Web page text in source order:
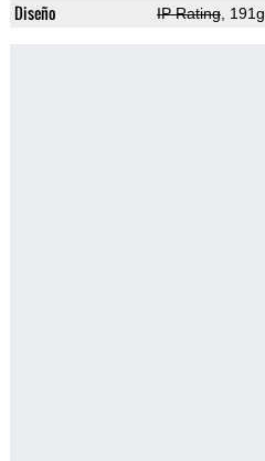
Diseño IP Rating, 191g